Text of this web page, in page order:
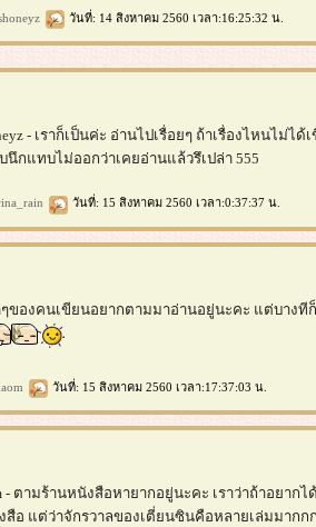
วันที่: 14 สิงหาคม 2560 เวลา:16:25:32 น.
- เราก็เป็นค่ะ อ่านไปเรื่อยๆ ถ้าเรื่องไหนไม่ไ
นึกแทบไม่ออกว่าเคยอ่านแล้วรึเปล่า 555
วันที่: 15 สิงหาคม 2560 เวลา:0:37:37 น.
ๆของคนเขียนอยากตามมาอ่านอยู่นะคะ แต่บางที
วันที่: 15 สิงหาคม 2560 เวลา:17:37:03 น.
- ตามร้านหนังสือหายากอยู่นะคะ เราว่าถ้าอยาก
สือ แต่ว่าจักรวาลของเตี่ยนซินคือหลายเล่มมากก